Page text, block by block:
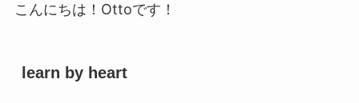
こんにちは！Ottoです！
learn by heart